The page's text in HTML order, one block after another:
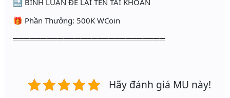
🔜 BÌNH LUẬN ĐỂ LẠI TÊN TÀI KHOẢN
🎁 Phần Thưởng: 500K WCoin
═══════════════════════════
Hãy đánh giá MU này!